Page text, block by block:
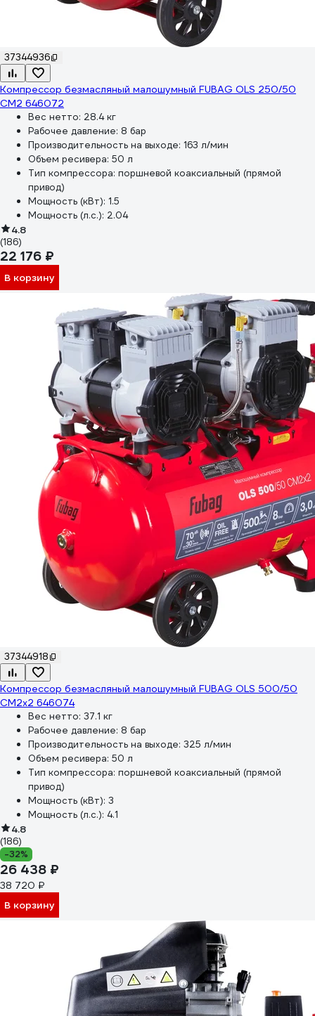
37344936
Компрессор безмасляный малошумный FUBAG OLS 250/50
CM2 646072
Вес нетто: 28.4 кг
Рабочее давление: 8 бар
Производительность на выходе: 163 л/мин
Объем ресивера: 50 л
Тип компрессора: поршневой коаксиальный (прямой
привод)
Мощность (кВт): 1.5
Мощность (л.с.): 2.04
4.8
(186)
22 176 ₽
В корзину
37344918
Компрессор безмасляный малошумный FUBAG OLS 500/50
CM2х2 646074
Вес нетто: 37.1 кг
Рабочее давление: 8 бар
Производительность на выходе: 325 л/мин
Объем ресивера: 50 л
Тип компрессора: поршневой коаксиальный (прямой
привод)
Мощность (кВт): 3
Мощность (л.с.): 4.1
4.8
(186)
-32%
26 438 ₽
38 720 ₽
В корзину